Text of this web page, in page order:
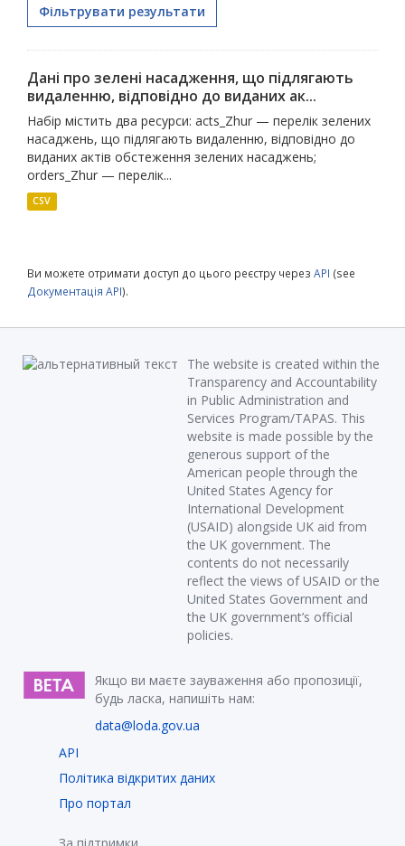
Фільтрувати результати
Дані про зелені насадження, що підлягають
видаленню, відповідно до виданих ак...
Набір містить два ресурси: acts_Zhur — перелік зелених
насаджень, що підлягають видаленню, відповідно до
виданих актів обстеження зелених насаджень;
orders_Zhur — перелік...
CSV
Ви можете отримати доступ до цього реєстру через API (see
Документація API).
The website is created within the
Transparency and Accountability
in Public Administration and
Services Program/TAPAS. This
website is made possible by the
generous support of the
American people through the
United States Agency for
International Development
(USAID) alongside UK aid from
the UK government. The
contents do not necessarily
reflect the views of USAID or the
United States Government and
the UK government’s official
policies.
Якщо ви маєте зауваження або пропозиції,
будь ласка, напишіть нам:
data@loda.gov.ua
API
Політика відкритих даних
Про портал
За підтримки